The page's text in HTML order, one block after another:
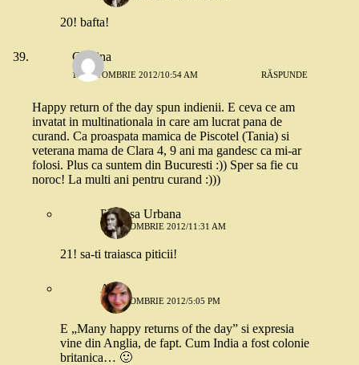
20! bafta!
Cristina
18 OCTOMBRIE 2012/10:54 AM RĂSPUNDE
Happy return of the day spun indienii. E ceva ce am
invatat in multinationala in care am lucrat pana de
curand. Ca proaspata mamica de Piscotel (Tania) si
veterana mama de Clara 4, 9 ani ma gandesc ca mi-ar
folosi. Plus ca suntem din Bucuresti :)) Sper sa fie cu
noroc! La multi ani pentru curand :)))
Printesa Urbana
18 OCTOMBRIE 2012/11:31 AM
21! sa-ti traiasca piticii!
Alina
18 OCTOMBRIE 2012/5:05 PM
E „Many happy returns of the day” si expresia
vine din Anglia, de fapt. Cum India a fost colonie
britanica… 🙂